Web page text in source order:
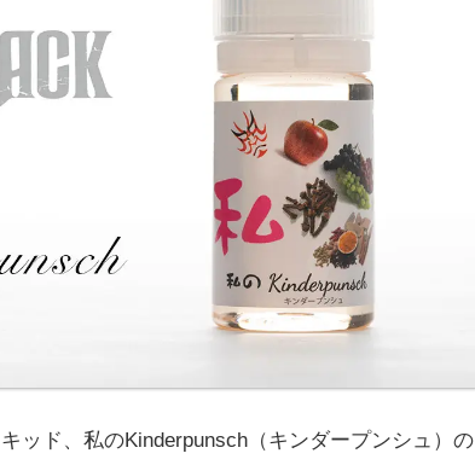
ッド、私のKinderpunsch（キンダープンシュ）の